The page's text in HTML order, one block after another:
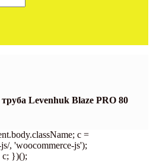
Levenhuk Blaze PRO 80
c =
, 'woocommerce-js');
c; })();